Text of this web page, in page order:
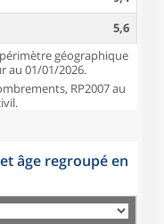
5,6
géographique
au 01/01/2026.
RP2007 au
âge regroupé en